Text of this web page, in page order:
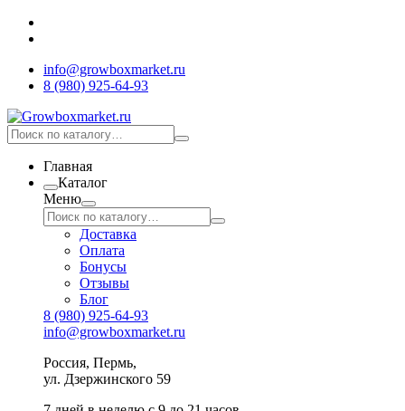
info@growboxmarket.ru
8 (980) 925-64-93
Главная
Каталог
Меню
Доставка
Оплата
Бонусы
Отзывы
Блог
8 (980) 925-64-93
info@growboxmarket.ru
Россия, Пермь,
ул. Дзержинского 59